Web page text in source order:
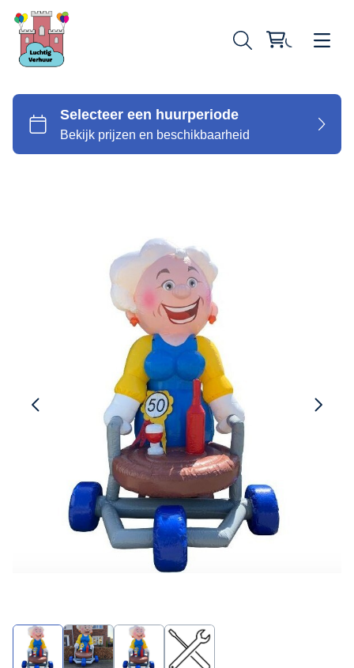
Springkussen middel
Springkussen groot
Stormbaan buikschuifbaan